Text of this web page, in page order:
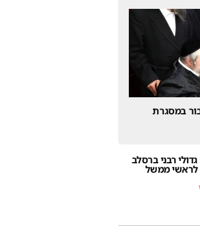
במסגרת
רבני ברסלב
לראשי ממשל